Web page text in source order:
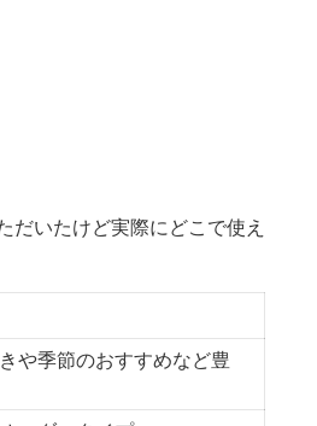
だいたけど実際にどこで使え
や季節のおすすめなど豊